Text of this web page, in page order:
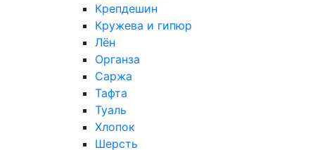
Крепдешин
Кружева и гипюр
Лён
Органза
Саржа
Тафта
Туаль
Хлопок
Шерсть